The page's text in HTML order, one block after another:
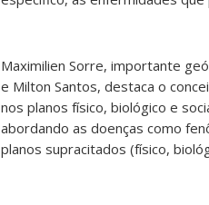
Maximilien Sorre, importante
e Milton Santos, destaca o
nos planos físico, biológico e
abordando as doenças como
planos supracitados (físico,